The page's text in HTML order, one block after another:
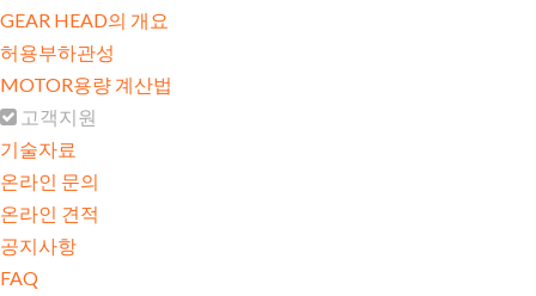
GEAR HEAD의 개요
허용부하관성
MOTOR용량 계산법
고객지원
기술자료
온라인 문의
온라인 견적
공지사항
FAQ